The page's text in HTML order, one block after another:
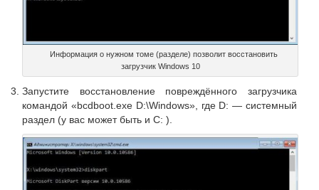
Информация о нужном томе (разделе) позволит восстановить
загрузчик Windows 10
Запустите восстановление повреждённого загрузчика
командой «bcdboot.exe D:\Windows», где D: — системный
раздел (у вас может быть и C: ).